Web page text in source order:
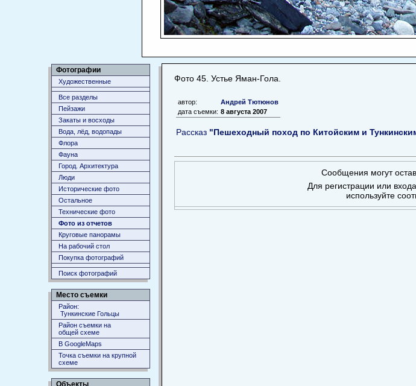
Фотографии
Художественные
Все разделы
Пейзажи
Закаты и восходы
Вода, лёд, водопады
Флора
Фауна
Город. Архитектура
Люди
Исторические фото
Остальное
Технические фото
Фото из отчетов
Круговые панорамы
На рабочий стол
Покупка фотографий
Поиск фотографий
Место съемки
Район:
Тункинские Гольцы
Район съемки на
общей схеме
В GoogleMaps
Точка съемки на крупной
схеме
Объекты
Фото 45. Устье Яман-Гола.
автор:
Андрей Тютюнов
дата съемки: 8 августа 2007
Рассказ "Пешеходный поход по Китойским и
Сообщения могут
Для регистрации или
используйте